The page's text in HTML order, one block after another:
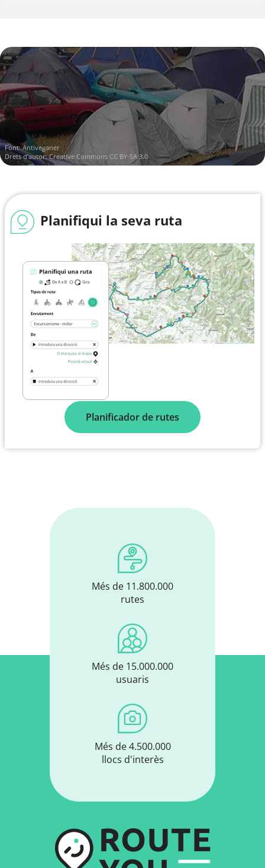
Font:Antiveganer
Drets d'autor:Creative Commons CC BY-SA 3.0
Planifiqui la seva ruta
Planificador de rutes
Més de 11.800.000
rutes
Més de 15.000.000
usuaris
Més de 4.500.000
llocs d'interès